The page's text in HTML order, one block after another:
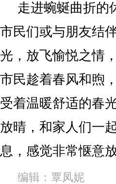
走进蜿蜒曲折的
市民们或与朋友结
光，放飞愉悦之情
市民趁着春风和煦
受着温暖舒适的春
放晴，和家人们一
息，感觉非常惬意
编辑：覃凤妮